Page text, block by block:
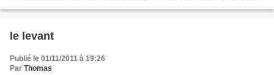
le levant
Publié le 01/11/2011 à 19:26
Par Thomas